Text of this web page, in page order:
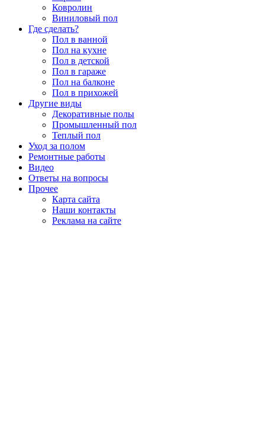
Ковролин
Виниловый пол
Где сделать?
Пол в ванной
Пол на кухне
Пол в детской
Пол в гараже
Пол на балконе
Пол в прихожей
Другие виды
Декоративные полы
Промышленный пол
Теплый пол
Уход за полом
Ремонтные работы
Видео
Ответы на вопросы
Прочее
Карта сайта
Наши контакты
Реклама на сайте